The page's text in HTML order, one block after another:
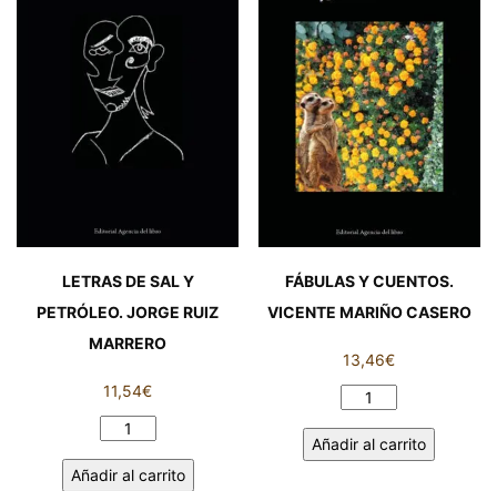
III.
EFRÉN
MARTÍNEZ
FERNÁNDEZ
cantidad
cantidad
LETRAS DE SAL Y
PETRÓLEO. JORGE RUIZ
MARRERO
11,54€
LETRAS
SAL
Añadir al carrito
FÁBULAS Y CUENTOS.
VICENTE MARIÑO CASERO
13,46€
FÁBULAS
CUENTOS.
Añadir al carrito